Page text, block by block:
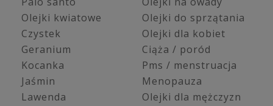
Olejki kwiatowe
Czystek
Geranium
Kocanka
Jaśmin
Lawenda
Olejki do sprzątania
Olejki dla kobiet
Ciąża / poród
Pms / menstruacja
Menopauza
Olejki dla mężczyzn